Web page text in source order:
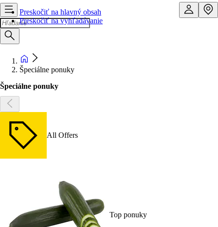
Preskočiť na hlavný obsah
Preskočiť na vyhľadávanie
Špeciálne ponuky
Špeciálne ponuky
All Offers
Top ponuky